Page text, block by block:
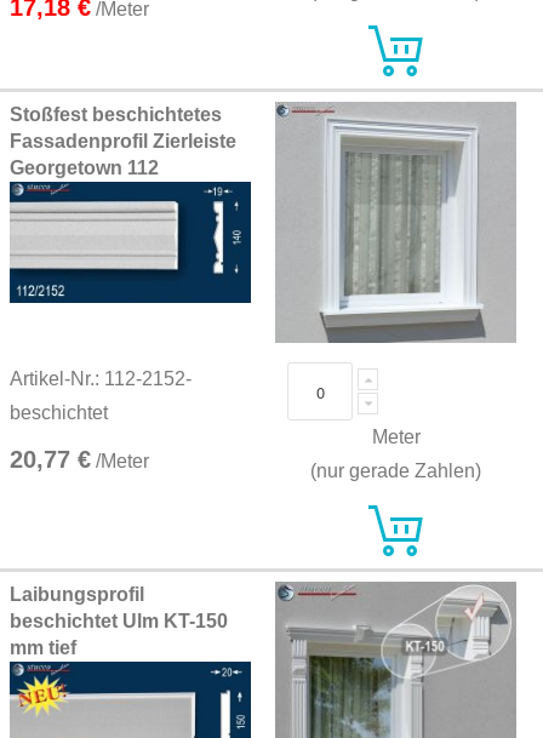
17,18 € /Meter
Stoßfest beschichtetes
Fassadenprofil Zierleiste
Georgetown 112
Artikel-Nr.: 112-2152-
beschichtet
20,77 € /Meter
Meter
(nur gerade Zahlen)
Laibungsprofil
beschichtet Ulm KT-150
mm tief